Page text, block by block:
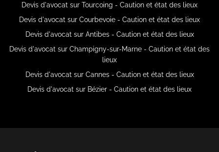
Devis d'avocat sur Tourcoing - Caution et état des lieux
Devis d'avocat sur Courbevoie - Caution et état des lieux
Devis d'avocat sur Antibes - Caution et état des lieux
Devis d'avocat sur Champigny-sur-Marne - Caution et état des
lieux
Devis d'avocat sur Cannes - Caution et état des lieux
Devis d'avocat sur Bézier - Caution et état des lieux